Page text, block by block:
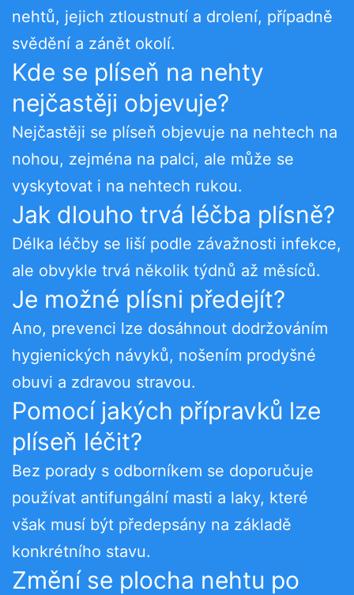
nehtů, jejich ztloustnutí a drolení, případně
svědění a zánět okolí.
Kde se plíseň na nehty
nejčastěji objevuje?
Nejčastěji se plíseň objevuje na nehtech na
nohou, zejména na palci, ale může se
vyskytovat i na nehtech rukou.
Jak dlouho trvá léčba plísně?
Délka léčby se liší podle závažnosti infekce,
ale obvykle trvá několik týdnů až měsíců.
Je možné plísni předejít?
Ano, prevenci lze dosáhnout dodržováním
hygienických návyků, nošením prodyšné
obuvi a zdravou stravou.
Pomocí jakých přípravků lze
plíseň léčit?
Bez porady s odborníkem se doporučuje
používat antifungální masti a laky, které
však musí být předepsány na základě
konkrétního stavu.
Změní se plocha nehtu po